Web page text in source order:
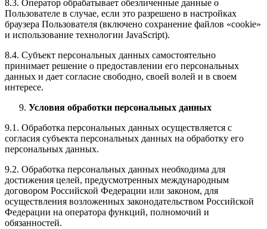
8.3. Оператор обрабатывает обезличенные данные о
Пользователе в случае, если это разрешено в настройках
браузера Пользователя (включено сохранение файлов «cookie»
и использование технологии JavaScript).
8.4. Субъект персональных данных самостоятельно
принимает решение о предоставлении его персональных
данных и дает согласие свободно, своей волей и в своем
интересе.
Условия обработки персональных данных
9.1. Обработка персональных данных осуществляется с
согласия субъекта персональных данных на обработку его
персональных данных.
9.2. Обработка персональных данных необходима для
достижения целей, предусмотренных международным
договором Российской Федерации или законом, для
осуществления возложенных законодательством Российской
Федерации на оператора функций, полномочий и
обязанностей.